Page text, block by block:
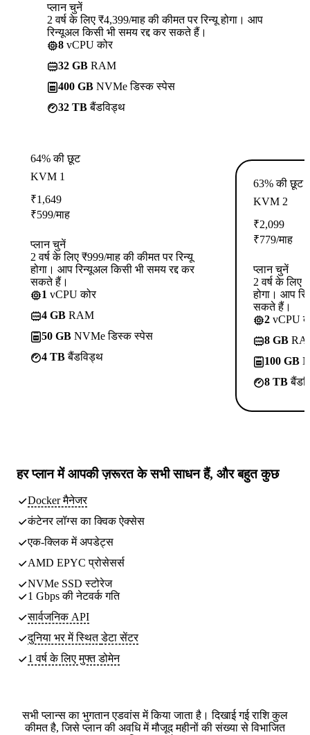
प्लान चुनें
2 वर्ष के लिए ₹4,399/माह की कीमत पर रिन्यू होगा। आप
रिन्यूअल किसी भी समय रद्द कर सकते हैं।
8 vCPU कोर
32 GB RAM
400 GB NVMe डिस्क स्पेस
32 TBबैंडविड्थ
64% की छूट
KVM 1
₹1,649
₹599/माह
प्लान चुनें
2 वर्ष के लिए ₹999/माह की कीमत पर रिन्यू
होगा। आप रिन्यूअल किसी भी समय रद्द कर
सकते हैं।
1 vCPU कोर
4 GB RAM
50 GB NVMe डिस्क स्पेस
4 TBबैंडविड्थ
63% की छूट
KVM 2
₹2,099
₹779/माह
प्लान चुनें
2 वर्ष के लिए
होगा। आप
सकते हैं।
2 vCPU
8 GB
100 GB
8 TB
हर प्लान मेंआपकी ज़रूरत के सभी साधनहैं, और बहुत कुछ
Docker मैनेजर
कंटेनर लॉग्स का क्विक ऐक्सेस
एक-क्लिक में अपडेट्स
AMD EPYC प्रोसेसर्स
NVMe SSD स्टोरेज
1 Gbps की नेटवर्क गति
सार्वजनिक API
दुनिया भर में स्थितडेटा सेंटर
1 वर्ष के लिए मुफ्त डोमेन
सभी प्लान्स का भुगतान एडवांस में किया जाता है। दिखाई गई राशि कुल
कीमत है, जिसे प्लान की अवधि में मौजूद महीनों की संख्या से विभाजित